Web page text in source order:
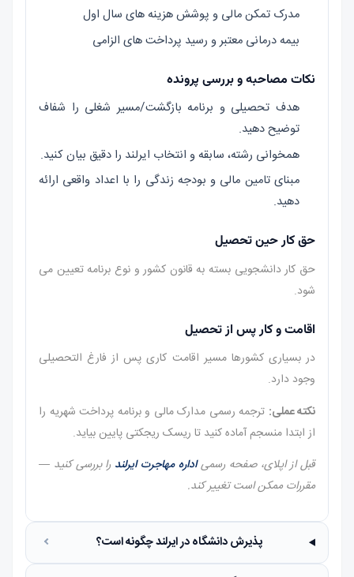
مدرک تمکن مالی و پوشش هزینه های سال اول
بیمه درمانی معتبر و رسید پرداخت های الزامی
نکات مصاحبه و بررسی پرونده
هدف تحصیلی و برنامه بازگشت/مسیر شغلی را شفاف
توضیح دهید.
همخوانی رشته، سابقه و انتخاب ایرلند را دقیق بیان کنید.
مبنای تامین مالی و بودجه زندگی را با اعداد واقعی ارائه
دهید.
حق کار حین تحصیل
حق کار دانشجویی بسته به قانون کشور و نوع برنامه تعیین می
شود.
اقامت و کار پس از تحصیل
در بسیاری کشورها مسیر اقامت کاری پس از فارغ التحصیلی
وجود دارد.
نکته عملی: ترجمه رسمی مدارک مالی و برنامه پرداخت شهریه را
از ابتدا منسجم آماده کنید تا ریسک ریجکتی پایین بیاید.
قبل از اپلای، صفحه رسمیاداره مهاجرت ایرلند را بررسی کنید —
مقررات ممکن است تغییر کند.
پذیرش دانشگاه در ایرلند چگونه است؟